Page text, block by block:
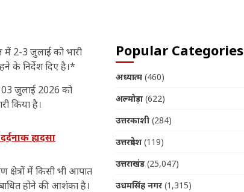
में 2-3 जुलाई को भारी
के निर्देश दिए है।*
03 जुलाई 2026 को
किया है।
हादसा
क्षेत्रों में किसी भी आपात
होने की आशंका है।
Popular Categories
अध्यात्म(460)
अल्मोड़ा(622)
उत्तरकाशी(284)
उत्तरप्रदेश(119)
उत्तराखंड(25,047)
उधमसिंह नगर(1,315)